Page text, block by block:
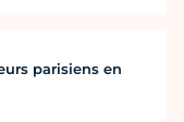
parisiens en